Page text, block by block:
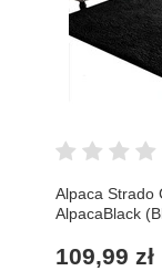
Alpaca Strado
AlpacaBlack
109,99 zł